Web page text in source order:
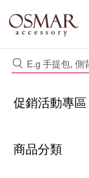
促銷活動專區
商品分類